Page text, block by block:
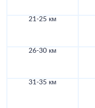
21-25 км
26-30 км
31-35 км